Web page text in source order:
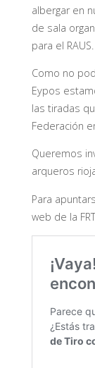
albergar en
de sala
para el RAUS.
Como no
Eypos
las tiradas
Federación
Queremos
arqueros
Para
web de la